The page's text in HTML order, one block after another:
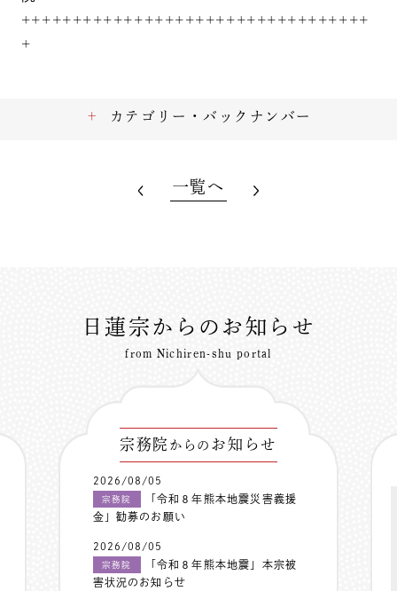
++++++++++++++++++++++++++++++++++
+
カテゴリー・バックナンバー
一覧へ
日蓮宗からのお知らせ
from Nichiren-shu portal
宗務院 からの お知らせ
2026/08/05
宗務院
「令和８年熊本地震災害義援
金」勧募のお願い
2026/08/05
宗務院
「令和８年熊本地震」本宗被
害状況のお知らせ